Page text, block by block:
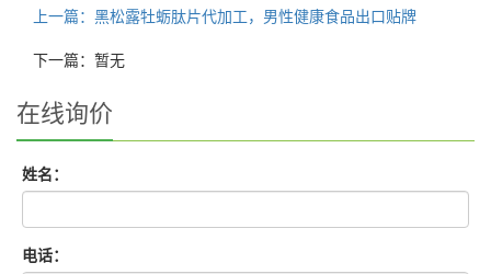
上一篇：黑松露牡蛎肽片代加工，男性健康食品出口贴牌
下一篇：暂无
在线询价
姓名：
电话：